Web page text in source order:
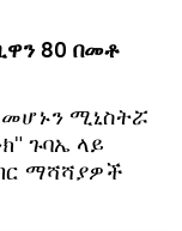
80 በመቶ
መሆኑን ሚኒስትሯ
ጉባኤ ላይ
ማሻሻያዎች